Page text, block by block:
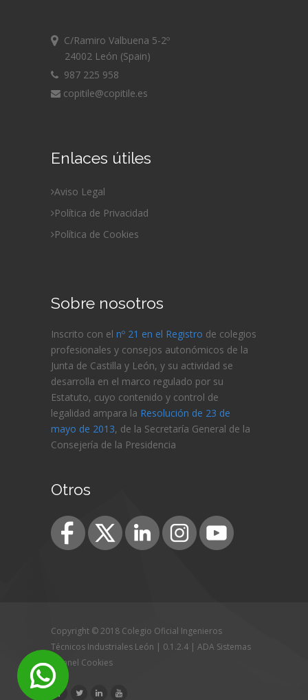
C/Ramiro Valbuena 5-2º
24002 León (Spain)
987 225 958
copitile@copitile.es
Enlaces útiles
Aviso Legal
Política de Privacidad
Política de Cookies
Sobre nosotros
Inscrito con el nº 21 en el Registro de colegios
profesionales y consejos autonómicos de la
Junta de Castilla y León, y su actividad se
desarrolla en el marco regulado por su
Estatuto, cuyo contenido y control de
legalidad ampara la Resolución de 23 de
mayo de 2013, de la Secretaría General de la
Consejería de la Presidencia
Otros
Copyright © 2018 Colegio Oficial Ingenieros
Técnicos Industriales León | 0.1.2.4 | ADA Sistemas
Panel Cookies